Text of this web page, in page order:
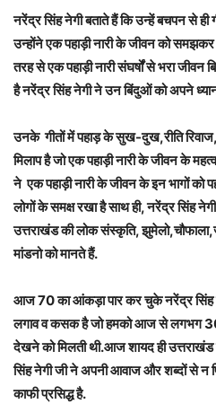
नरेंद्र सिंह नेगी बताते हैं कि उन्हें बचपन से
उन्होंने एक पहाड़ी नारी के जीवन को
तरह से एक पहाड़ी नारी संघर्षों से भरा जीवन
है नरेंद्र सिंह नेगी ने उन बिंदुओं को अपने
उनके गीतों में पहाड़ के सुख-दुख,रीति
मिलाप है जो एक पहाड़ी नारी के जीवन के
ने एक पहाड़ी नारी के जीवन के इन भागों को
लोगों के समक्ष रखा है साथ ही, नरेंद्र सिंह
उत्तराखंड की लोक संस्कृति,
मांडनो को मानते हैं.
आज 70 का आंकड़ा पार कर चुके नरेंद्र सिंह
लगाव व कसक है जो हमको आज से लगभग
देखने को मिलती थी.आज शायद ही
सिंह नेगी जी ने अपनी आवाज और शब्दों से न
काफी प्रसिद्ध है.